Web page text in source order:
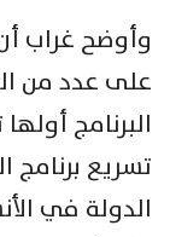
وأوضح غراب أن
على عدد من
البرنامج
تسريع برنامج
الدولة في